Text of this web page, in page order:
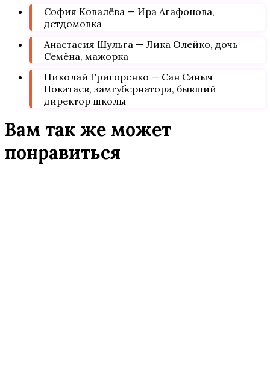
София Ковалёва — Ира Агафонова,
детдомовка
Анастасия Шульга — Лика Олейко, дочь
Семёна, мажорка
Николай Григоренко — Сан Саныч
Покатаев, замгубернатора, бывший
директор школы
Вам так же может
понравиться